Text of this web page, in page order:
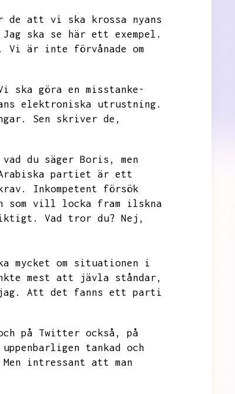
de att vi ska krossa nyans
Jag ska se här ett exempel.
Vi är inte förvånade om
ska göra en misstanke-
elektroniska utrustning.
Sen skriver de,
du säger Boris,
men
partiet är ett
Inkompetent försök
som vill locka fram ilskna
Vad tror du? Nej,
mycket om situationen i
mest att jävla ståndar,
Att det fanns ett parti
på Twitter också,
på
tankad och
Men intressant att man